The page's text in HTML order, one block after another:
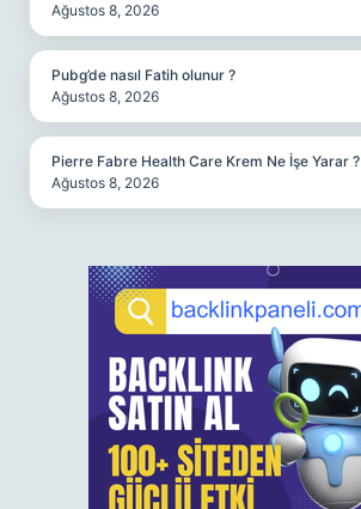
Ağustos 8, 2026
Pubg’de nasıl Fatih olunur ?
Ağustos 8, 2026
Pierre Fabre Health Care Krem Ne İşe Yarar ?
Ağustos 8, 2026